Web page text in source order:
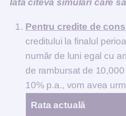
Iată cîteva simulări care
Pentru credite de
creditului la finalul
număr de luni egal cu
de rambursat de
10% p.a., vom avea
Rata actuală